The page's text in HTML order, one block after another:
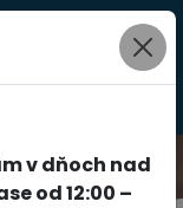
v dňoch nad
od 12:00 –